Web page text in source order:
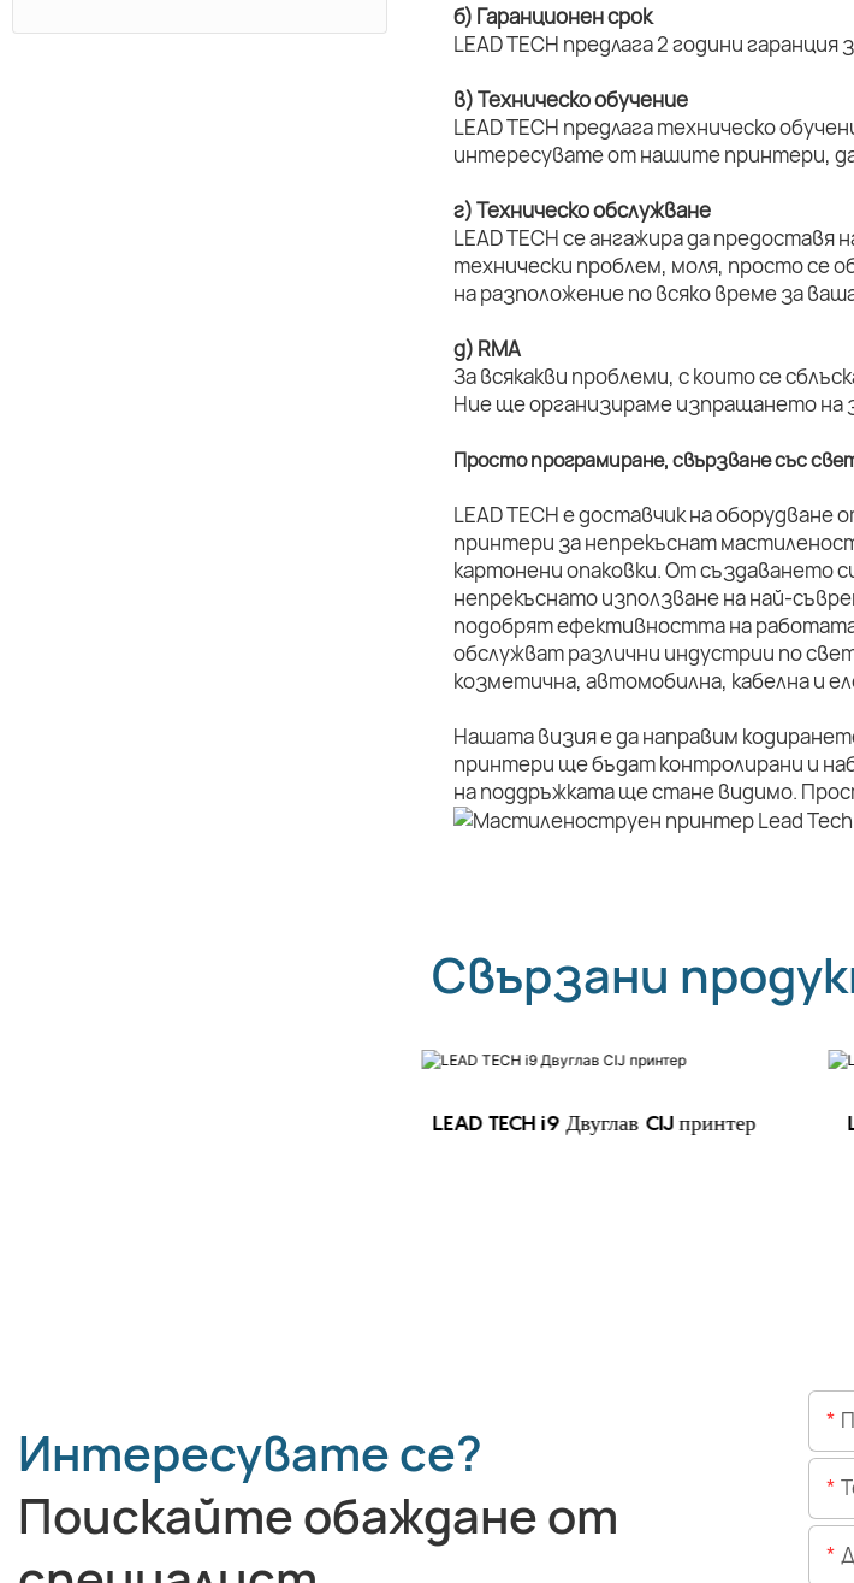
б) Гаранционен срок
LEAD TECH предлага 2 години
в) Техническо обучение
LEAD TECH предлага техническо
интересувате от нашите принтери,
г) Техническо обслужване
LEAD TECH се ангажира да
технически проблем, моля, просто се
на разположение по всяко време за
д) RMA
За всякакви проблеми, с които се
Ние ще организираме изпращането
Просто програмиране, свързване със
LEAD TECH е доставчик на
принтери за непрекъснат
картонени опаковки. От създаването
непрекъснато използване на най-
подобрят ефективността на
обслужват различни индустрии по
козметична, автомобилна, кабелна и
Нашата визия е да направим
принтери ще бъдат контролирани и
на поддръжката ще стане видимо.
Свързани
LEAD TECH i9 Двуглав CIJ принтер
Интересувате се?
Поискайте обаждане от